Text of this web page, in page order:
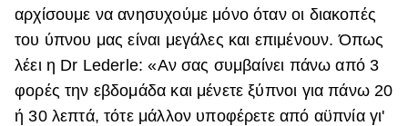
αρχίσουμε να ανησυχούμε μόνο όταν οι διακοπές
του ύπνου μας είναι μεγάλες και επιμένουν. Όπως
λέει η Dr Lederle: «Αν σας συμβαίνει πάνω από 3
φορές την εβδομάδα και μένετε ξύπνοι για πάνω 20
ή 30 λεπτά, τότε μάλλον υποφέρετε από αϋπνία γι'